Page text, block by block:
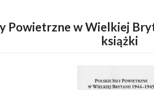
Powietrzne w Wielkiej
książki